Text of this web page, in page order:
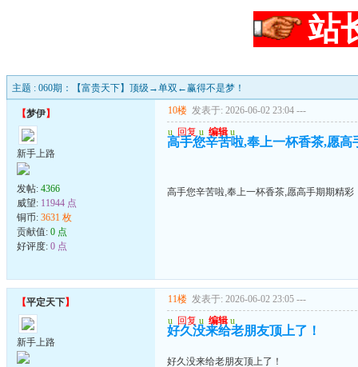
站
主题 : 060期：【富贵天下】顶级→单双←赢得不是梦！
【梦伊】
新手上路
发帖: 4366
威望: 11944 点
铜币: 3631 枚
贡献值: 0 点
好评度: 0 点
10楼 发表于: 2026-06-02 23:04 ---
u 回复 u 编辑 u
高手您辛苦啦,奉上一杯香茶,愿高
高手您辛苦啦,奉上一杯香茶,愿高手期期精彩
【平定天下】
新手上路
11楼 发表于: 2026-06-02 23:05 ---
u 回复 u 编辑 u
好久没来给老朋友顶上了！
好久没来给老朋友顶上了！